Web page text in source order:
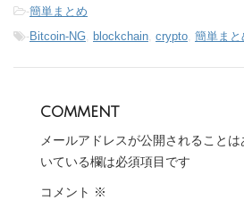
-簡単まとめ
-Bitcoin-NG blockchain crypto 簡単まと
comment
メールアドレスが公開されることは
いている欄は必須項目です
コメント ※